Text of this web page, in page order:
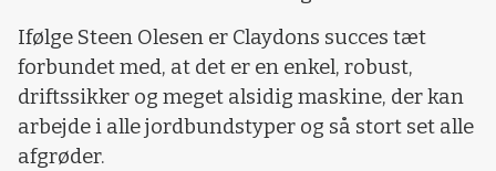
Ifølge Steen Olesen er Claydons succes tæt
forbundet med, at det er en enkel, robust,
driftssikker og meget alsidig maskine, der kan
arbejde i alle jordbundstyper og så stort set alle
afgrøder.